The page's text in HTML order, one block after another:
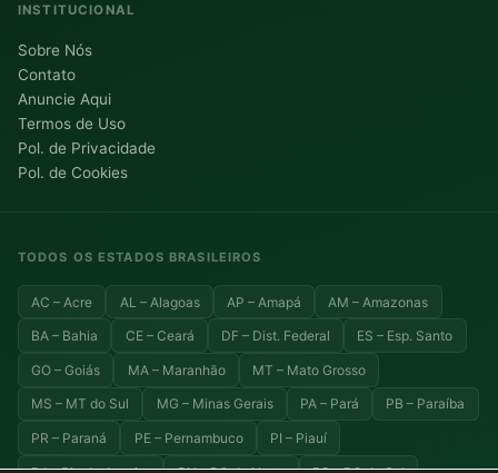
INSTITUCIONAL
Sobre Nós
Contato
Anuncie Aqui
Termos de Uso
Pol. de Privacidade
Pol. de Cookies
TODOS OS ESTADOS BRASILEIROS
AC – Acre AL – Alagoas AP – Amapá AM – Amazonas
BA – Bahia CE – Ceará DF – Dist. Federal ES – Esp. Santo
GO – Goiás MA – Maranhão MT – Mato Grosso
MS – MT do Sul MG – Minas Gerais PA – Pará PB – Paraíba
PR – Paraná PE – Pernambuco PI – Piauí